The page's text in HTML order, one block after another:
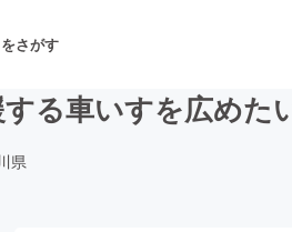
さがす
る車いすを広めた
県